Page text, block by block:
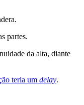
partes.
da alta, diante
teria um delay.